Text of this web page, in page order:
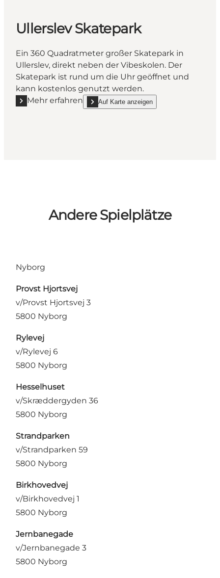
Ullerslev Skatepark
Ein 360 Quadratmeter großer Skatepark in
Ullerslev, direkt neben der Vibeskolen. Der
Skatepark ist rund um die Uhr geöffnet und
kann kostenlos genutzt werden.
Mehr erfahren
Mehr erfahren "Ullerslev Skatepark"
Auf Karte anzeigen
show Ullerslev Skatepark on_map
Andere Spielplätze
Nyborg
Provst Hjortsvej
v/Provst Hjortsvej 3
5800 Nyborg
Rylevej
v/Rylevej 6
5800 Nyborg
Hesselhuset
v/Skræddergyden 36
5800 Nyborg
Strandparken
v/Strandparken 59
5800 Nyborg
Birkhovedvej
v/Birkhovedvej 1
5800 Nyborg
Jernbanegade
v/Jernbanegade 3
5800 Nyborg